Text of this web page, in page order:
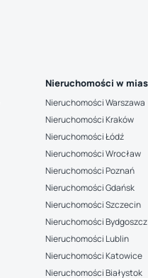
Nieruchomości w
Nieruchomości Warszawa
Nieruchomości Kraków
Nieruchomości Łódź
Nieruchomości Wrocław
Nieruchomości Poznań
Nieruchomości Gdańsk
Nieruchomości Szczecin
Nieruchomości Bydgoszcz
Nieruchomości Lublin
Nieruchomości Katowice
Nieruchomości Białystok